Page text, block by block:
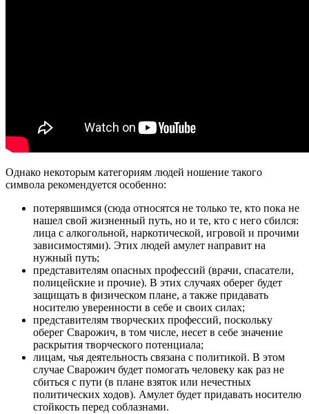
Однако некоторым категориям людей ношение такого
символа рекомендуется особенно:
потерявшимся (сюда относятся не только те, кто пока не
нашел свой жизненный путь, но и те, кто с него сбился:
лица с алкогольной, наркотической, игровой и прочими
зависимостями). Этих людей амулет направит на
нужный путь;
представителям опасных профессий (врачи, спасатели,
полицейские и прочие). В этих случаях оберег будет
защищать в физическом плане, а также придавать
носителю уверенности в себе и своих силах;
представителям творческих профессий, поскольку
оберег Сварожич, в том числе, несет в себе значение
раскрытия творческого потенциала;
лицам, чья деятельность связана с политикой. В этом
случае Сварожич будет помогать человеку как раз не
сбиться с пути (в плане взяток или нечестных
политических ходов). Амулет будет придавать носителю
стойкость перед соблазнами.